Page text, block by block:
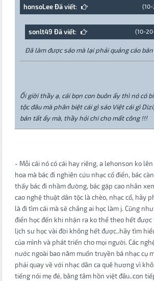
honsoLee Đã viết:
(10-
sonlt49 Đã viết:
Đã làm được sáo mà lại phải quảng cáo bán
Ối giời thầy ạ, cái bọn con buôn ấy thì nó có
tộc đâu mà phân biệt cái gì sáo Việt cái gì
bán tất ấy mà, thầy hỏi chi cho mất công !!!
- Mỗi cái nó có cái hay riêng, a lehonson ko
hoa mà bác đi nghiên cứu nhạc cổ điển, bác
thấy bác đi nhầm đường, bác gặp cao nhân
cao nghệ thuật dân tộc là chèo, nhạc cổ, hãy
là đi tìm cái mà sẽ chẳng ai học làm j. Cũng
điển học đến khi nhận ra ko thể theo hết được
lịch sư học vài đời không hết được..hãy tìm
của mình và phát triển cho mọi người. Các
nước ngoài bao năm muốn truyền bá nhạc cụ
phải quay về với nhạc dân ca quê hương vì
tiếng nói mẹ đẻ, bằng tâm hồn việt đâu..con